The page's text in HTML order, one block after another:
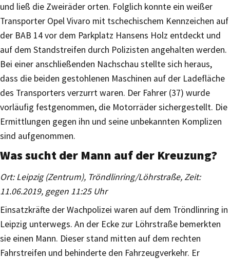
und ließ die Zweiräder orten. Folglich konnte ein weißer
Transporter Opel Vivaro mit tschechischem Kennzeichen auf
der BAB 14 vor dem Parkplatz Hansens Holz entdeckt und
auf dem Standstreifen durch Polizisten angehalten werden.
Bei einer anschließenden Nachschau stellte sich heraus,
dass die beiden gestohlenen Maschinen auf der Ladefläche
des Transporters verzurrt waren. Der Fahrer (37) wurde
vorläufig festgenommen, die Motorräder sichergestellt. Die
Ermittlungen gegen ihn und seine unbekannten Komplizen
sind aufgenommen.
Was sucht der Mann auf der Kreuzung?
Ort: Leipzig (Zentrum), Tröndlinring/Löhrstraße, Zeit:
11.06.2019, gegen 11:25 Uhr
Einsatzkräfte der Wachpolizei waren auf dem Tröndlinring in
Leipzig unterwegs. An der Ecke zur Löhrstraße bemerkten
sie einen Mann. Dieser stand mitten auf dem rechten
Fahrstreifen und behinderte den Fahrzeugverkehr. Er